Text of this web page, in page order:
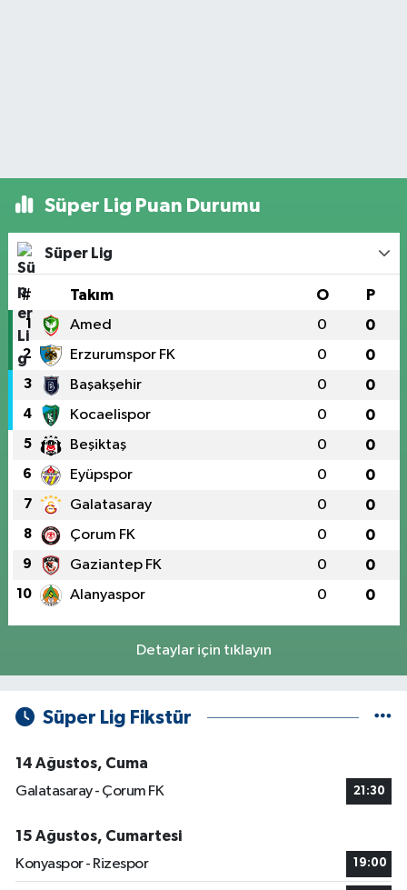
Süper Lig Puan Durumu
Süper Lig
# Takım O P
1 Amed 0 0
2 Erzurumspor FK 0 0
3 Başakşehir 0 0
4 Kocaelispor 0 0
5 Beşiktaş 0 0
6 Eyüpspor 0 0
7 Galatasaray 0 0
8 Çorum FK 0 0
9 Gaziantep FK 0 0
10 Alanyaspor 0 0
Detaylar için tıklayın
Süper Lig Fikstür
14 Ağustos, Cuma
Galatasaray - Çorum FK
21:30
15 Ağustos, Cumartesi
Konyaspor - Rizespor
19:00